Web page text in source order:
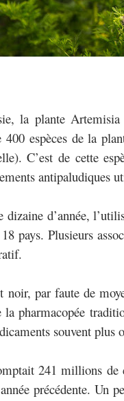
la plante
400 espèces de la
C’est de cette
antipaludiques
dizaine d’année,
pays. Plusieurs
noir, par faute de
la pharmacopée
souvent plus
241 millions de
précédente. Un